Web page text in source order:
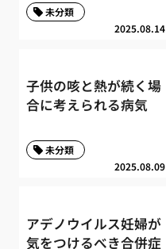
2025.08.14
未分類
子供の咳と熱が続く場
合に考えられる病気
2025.08.09
未分類
アデノウイルス妊婦が
気をつけるべき合併症